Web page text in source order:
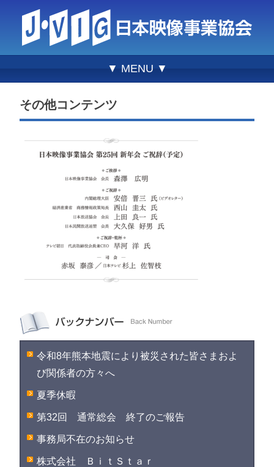
▼ MENU ▼
その他コンテンツ
令和8年熊本地震により被災された皆さまおよ
び関係者の方々へ
夏季休暇
第32回 通常総会 終了のご報告
事務局不在のお知らせ
株式会社 ＢｉｔＳｔａｒ